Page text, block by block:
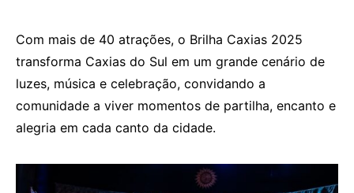
Com mais de 40 atrações, o Brilha Caxias 2025
transforma Caxias do Sul em um grande cenário de
luzes, música e celebração, convidando a
comunidade a viver momentos de partilha, encanto e
alegria em cada canto da cidade.